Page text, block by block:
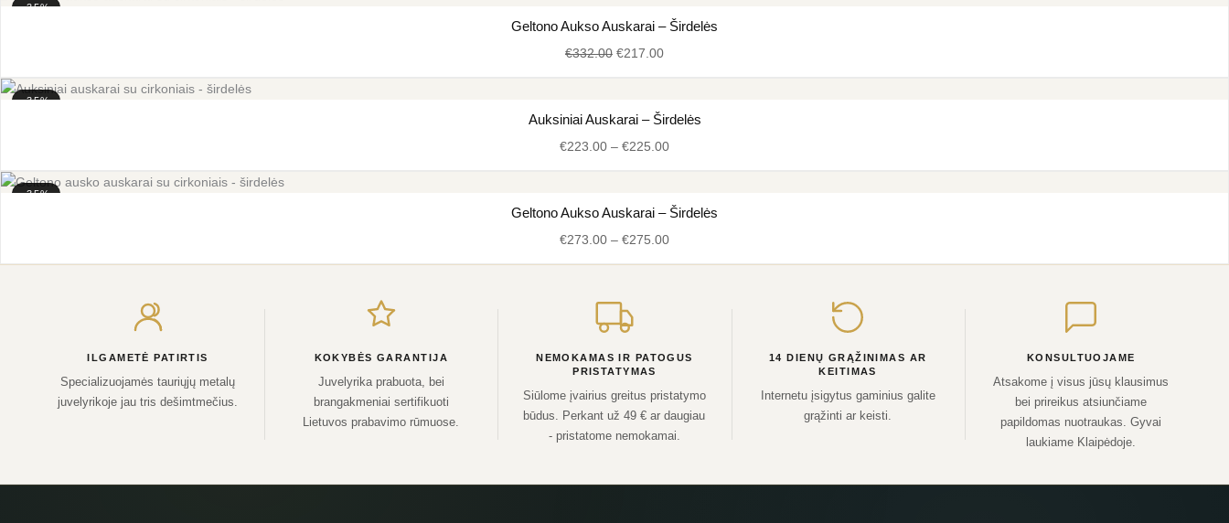
-35%
Geltono Aukso Auskarai – Širdelės
€332.00 was:
€217.00
Current
is:
-35%
Auksiniai Auskarai – Širdelės
€223.00 – €225.00€223.00
-35%
Geltono Aukso Auskarai – Širdelės
€273.00 – €275.00
Price
€273.00
through
ILGAMETĖ PATIRTIS
Specializuojamės tauriųjų metalų
juvelyrikoje jau tris dešimtmečius.
KOKYBĖS GARANTIJA
Juvelyrika prabuota, bei
brangakmeniai sertifikuoti
Lietuvos prabavimo rūmuose.
NEMOKAMAS IR PATOGUS
PRISTATYMAS
Siūlome įvairius greitus pristatymo
būdus. Perkant už 49 € ar daugiau
- pristatome nemokamai.
14 DIENŲ GRĄŽINIMAS AR
KEITIMAS
Internetu įsigytus gaminius galite
grąžinti ar keisti.
KONSULTUOJAME
Atsakome į visus jūsų klausimus
bei prireikus atsiunčiame
papildomas nuotraukas. Gyvai
laukiame Klaipėdoje.